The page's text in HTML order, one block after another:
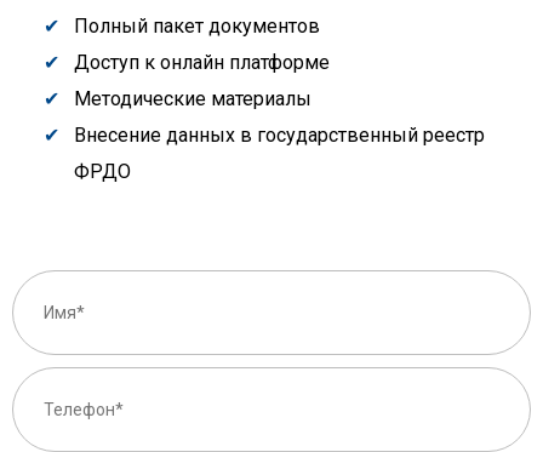
Полный пакет документов
Доступ к онлайн платформе
Методические материалы
Внесение данных в государственный реестр
ФРДО